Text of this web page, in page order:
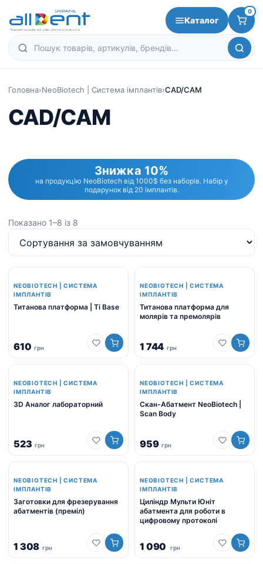
Каталог
0
Головна›NeoBiotech | Система імплантів›CAD/CAM
CAD/CAM
Знижка 10%
на продукцію NeoBiotech від 1000$ без наборів. Набір у
подарунок від 20 імплантів.
Показано 1–8 із 8
NEOBIOTECH | СИСТЕМА
ІМПЛАНТІВ
Титанова платформа | Ti Base
610 грн
NEOBIOTECH | СИСТЕМА
ІМПЛАНТІВ
Титанова платформа для
молярів та премолярів
1 744 грн
NEOBIOTECH | СИСТЕМА
ІМПЛАНТІВ
3D Аналог лабораторний
523 грн
NEOBIOTECH | СИСТЕМА
ІМПЛАНТІВ
Скан-Абатмент NeoBiotech |
Scan Body
959 грн
NEOBIOTECH | СИСТЕМА
ІМПЛАНТІВ
Заготовки для фрезерування
абатментів (преміл)
1 308 грн
NEOBIOTECH | СИСТЕМА
ІМПЛАНТІВ
Циліндр Мульти Юніт
абатмента для роботи в
цифровому протоколі
1 090 грн